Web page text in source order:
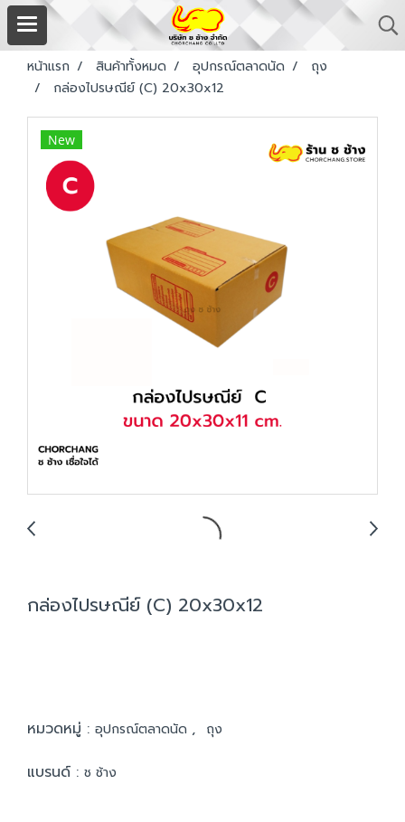
หน้าแรก สินค้าทั้งหมด อุปกรณ์ตลาดนัด
ถุง
กล่องไปรษณีย์ (C) 20x30x12
New
กล่องไปรษณีย์ (C) 20x30x12
หมวดหมู่ : อุปกรณ์ตลาดนัด , ถุง
แบรนด์ : ช ช้าง